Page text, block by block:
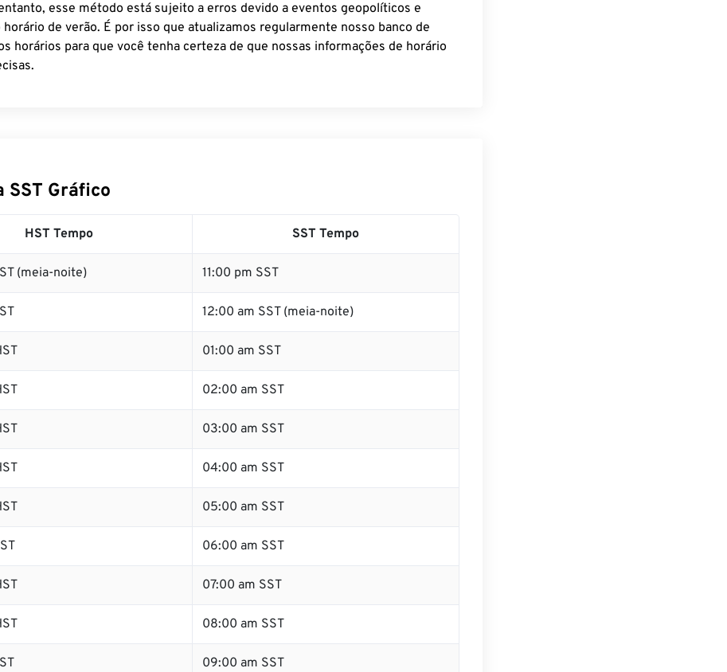
esse método está sujeito a erros devido a eventos geopolíticos e
horário de verão. É por isso que atualizamos regularmente nosso banco de
horários para que você tenha certeza de que nossas informações de horário
SST Gráfico
HST Tempo SST Tempo
(meia-noite) 11:00 pm SST
12:00 am SST (meia-noite)
01:00 am SST
02:00 am SST
03:00 am SST
04:00 am SST
05:00 am SST
06:00 am SST
07:00 am SST
08:00 am SST
09:00 am SST